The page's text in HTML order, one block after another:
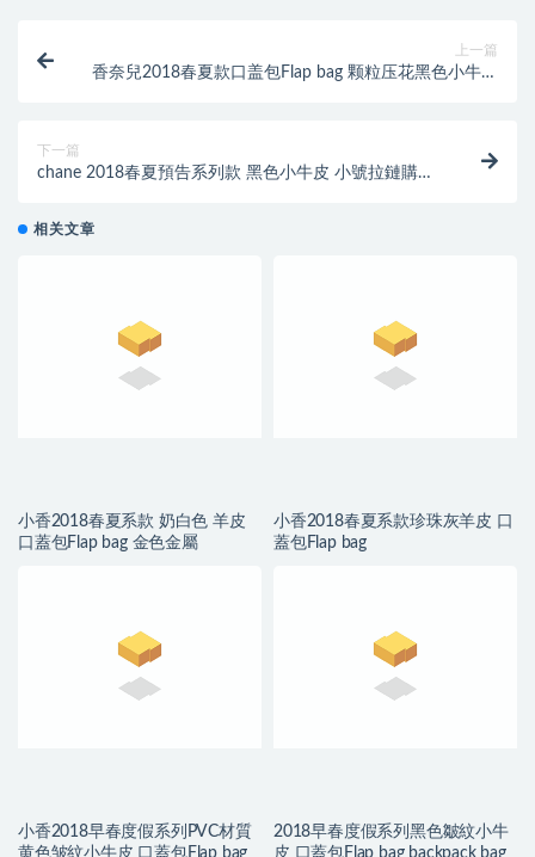
上一篇
香奈兒2018春夏款口盖包Flap bag 颗粒压花黑色小牛皮
下一篇
chane 2018春夏預告系列款 黑色小牛皮 小號拉鏈購物
相关文章
小香2018春夏系款 奶白色 羊皮
口蓋包Flap bag 金色金屬
小香2018春夏系款珍珠灰羊皮 口
蓋包Flap bag
小香2018早春度假系列PVC材質
2018早春度假系列黑色皺紋小牛